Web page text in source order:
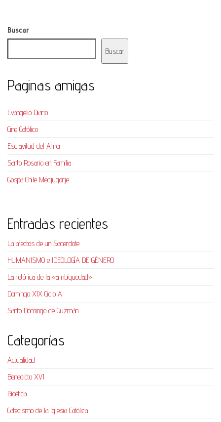
Buscar
Buscar
Paginas amigas
Evangelio Diario
Cine Católico
Esclavitud del Amor
Santo Rosario en Familia
Gospa Chile Medjugorje
Entradas recientes
La afectos de un Sacerdote
HUMANISMO e IDEOLOGÍA DE GÉNERO
La retórica de la «ambigüedad»
Domingo XIX Ciclo A
Santo Domingo de Guzmán
Categorías
Actualidad
Benedicto XVI
Bioética
Catecismo de la Iglesia Católica